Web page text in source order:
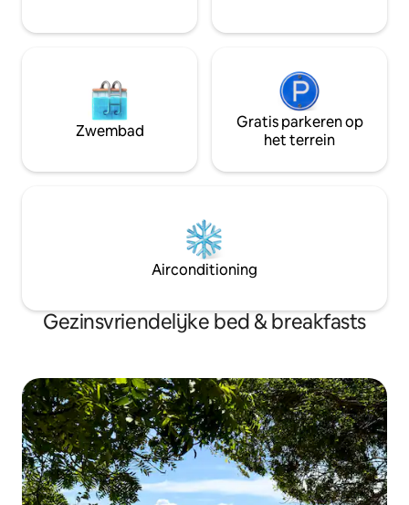
Zwembad
Gratis parkeren op
het terrein
Airconditioning
Gezinsvriendelijke bed & breakfasts